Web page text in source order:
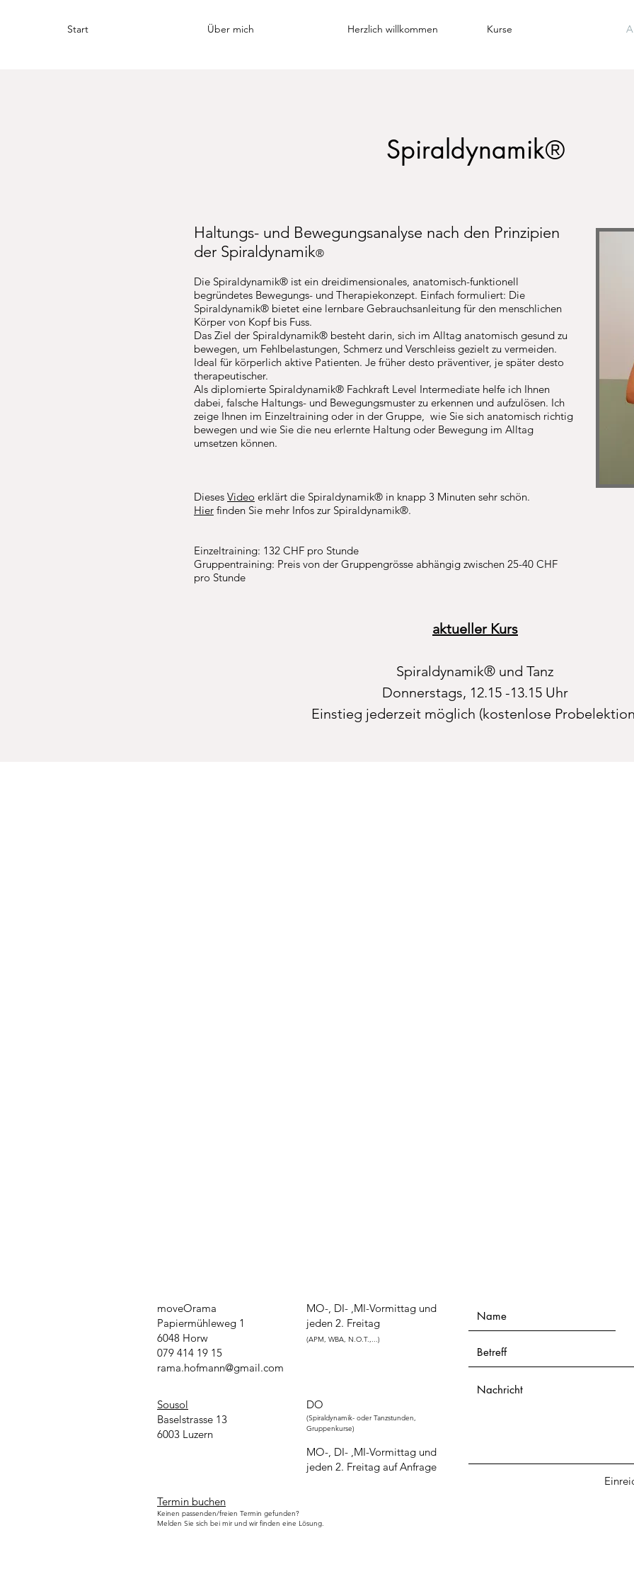
Start Über mich Herzlich willkommen Kurse
Spiraldynamik®
Haltungs- und Bewegungsanalyse nach den Prinzipien
der Spiraldynamik®
Die Spiraldynamik® ist ein dreidimensionales, anatomisch-funktionell
begründetes Bewegungs- und Therapiekonzept. Einfach formuliert: Die
Spiraldynamik® bietet eine lernbare Gebrauchsanleitung für den menschlichen
Körper von Kopf bis Fuss.
Das Ziel der Spiraldynamik® besteht darin, sich im Alltag anatomisch gesund zu
bewegen, um Fehlbelastungen, Schmerz und Verschleiss gezielt zu vermeiden.
Ideal für körperlich aktive Patienten. Je früher desto präventiver, je später desto
therapeutischer.
Als diplomierte Spiraldynamik® Fachkraft Level Intermediate helfe ich Ihnen
dabei, falsche Haltungs- und Bewegungsmuster zu erkennen und aufzulösen. Ich
zeige Ihnen im Einzeltraining oder in der Gruppe, wie Sie sich anatomisch richtig
bewegen und wie Sie die neu erlernte Haltung oder Bewegung im Alltag
umsetzen können.
Dieses Video erklärt die Spiraldynamik® in knapp 3 Minuten sehr schön.
Hier finden Sie mehr Infos zur Spiraldynamik®.
Einzeltraining: 132 CHF pro Stunde
Gruppentraining: Preis von der Gruppengrösse abhängig zwischen 25-40 CHF
pro Stunde
aktueller Kurs
Spiraldynamik® und Tanz
Donnerstags, 12.15 -13.15 Uhr
Einstieg jederzeit möglich (kostenlose
moveOrama
Papiermühleweg 1
6048 Horw
079 414 19 15
rama.hofmann@gmail.com
MO-, DI- ,MI-Vormittag und
jeden 2. Freitag
(APM, WBA, N.O.T.,...)
Sousol
Baselstrasse 13
6003 Luzern
DO
(Spiraldynamik- oder Tanzstunden,
Gruppenkurse)
MO-, DI- ,MI-Vormittag und
jeden 2. Freitag auf Anfrage
Termin buchen
Keinen passenden/freien Termin gefunden?
Melden Sie sich bei mir und wir finden eine Lösung.